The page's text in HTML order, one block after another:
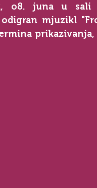
o8. juna u sali
mjuzikl